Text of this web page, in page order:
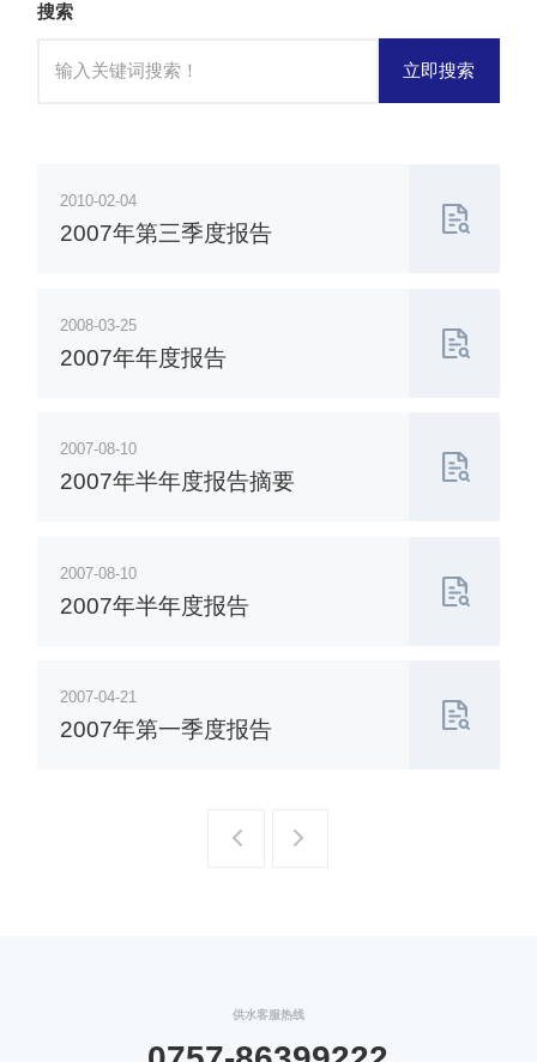
搜索
立即搜索
2010-02-04
2007年第三季度报告
2008-03-25
2007年年度报告
2007-08-10
2007年半年度报告摘要
2007-08-10
2007年半年度报告
2007-04-21
2007年第一季度报告
供水客服热线